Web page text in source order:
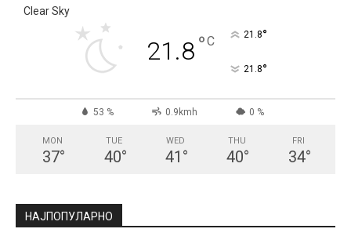
Clear Sky
21.8°C 21.8°
21.8°
53 % 0.9kmh 0 %
MON
37°
TUE
40°
WED
41 °
THU
40°
FRI
34°
НАЈПОПУЛАРНО